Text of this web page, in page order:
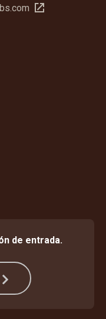
nueva
una
Abrir
de entrada.